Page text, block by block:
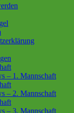
– 1. Mannschaft
– 2. Mannschaft
– 3. Mannschaft